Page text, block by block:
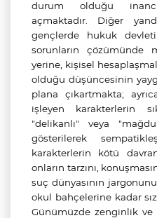
durum olduğu
açmaktadır. Diğer
gençlerde hukuk
sorunların çözümünde
yerine, kişisel
olduğu düşüncesinin
plana çıkartmakta;
işleyen karakterlerin
"delikanlı" veya
gösterilerek
karakterlerin kötü
onların tarzını,
suç dünyasının
okul bahçelerine kadar
Günümüzde zenginlik